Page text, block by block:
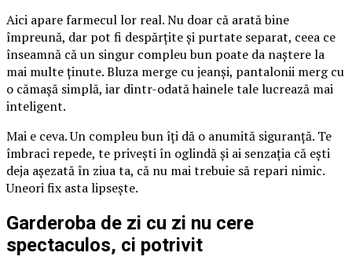
Aici apare farmecul lor real. Nu doar că arată bine
împreună, dar pot fi despărțite și purtate separat, ceea ce
înseamnă că un singur compleu bun poate da naștere la
mai multe ținute. Bluza merge cu jeanși, pantalonii merg cu
o cămașă simplă, iar dintr-odată hainele tale lucrează mai
inteligent.
Mai e ceva. Un compleu bun îți dă o anumită siguranță. Te
îmbraci repede, te privești în oglindă și ai senzația că ești
deja așezată în ziua ta, că nu mai trebuie să repari nimic.
Uneori fix asta lipsește.
Garderoba de zi cu zi nu cere
spectaculos, ci potrivit